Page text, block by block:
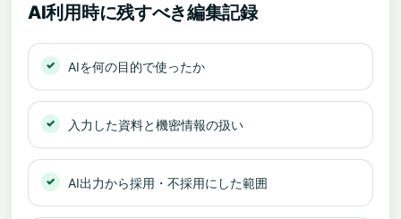
AI利用時に残すべき編集記録
AIを何の目的で使ったか
入力した資料と機密情報の扱い
AI出力から採用・不採用にした範囲